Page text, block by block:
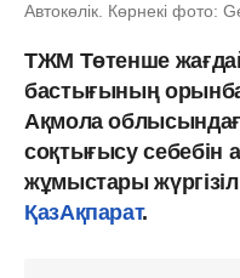
Автокөлік. Көрнекі фото:
ТЖМ Төтенше
бастығының
Ақмола
соқтығысу себебін
жұмыстары
ҚазАқпарат.